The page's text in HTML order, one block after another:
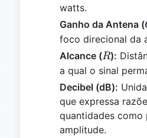
watts.
Ganho da Antena (
foco direcional da
Alcance (R
R):
a qual o sinal
Decibel (dB):
que expressa
quantidades como
amplitude.